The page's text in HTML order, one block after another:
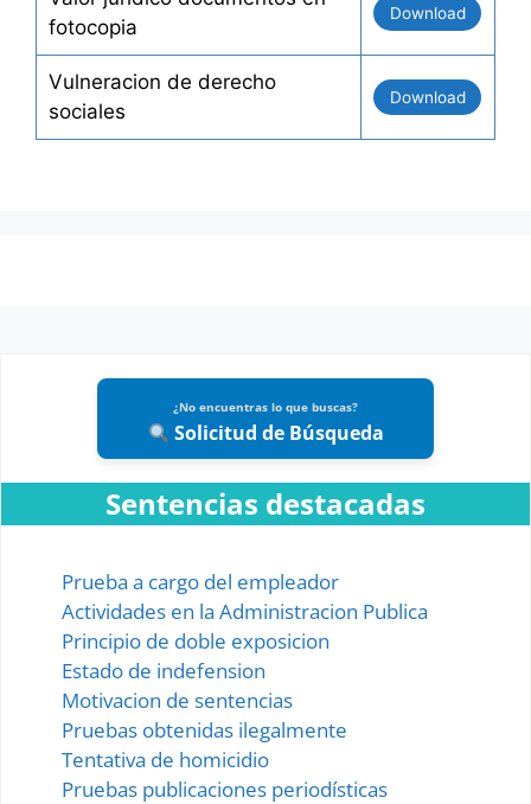
fotocopia
Download
Vulneracion de derecho
sociales
Download
¿No encuentras lo que buscas?
Solicitud de Búsqueda
Sentencias destacadas
Prueba a cargo del empleador
Actividades en la Administracion Publica
Principio de doble exposicion
Estado de indefension
Motivacion de sentencias
Pruebas obtenidas ilegalmente
Tentativa de homicidio
Pruebas publicaciones periodísticas